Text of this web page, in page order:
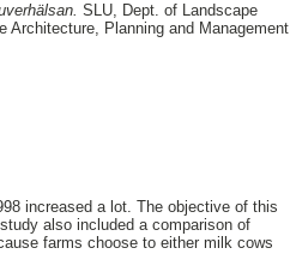
SLU, Dept. of Landscape
Architecture, Planning and Management
increased a lot. The objective of this
also included a comparison of
farms choose to either milk cows